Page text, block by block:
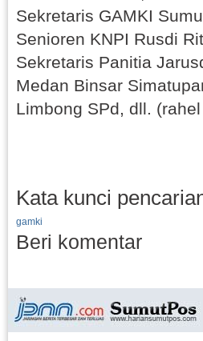
Sekretaris GAMKI
Senioren KNPI Rusdi
Sekretaris Panitia
Medan Binsar
Limbong SPd, dll.
Kata kunci
gamki
Beri komentar